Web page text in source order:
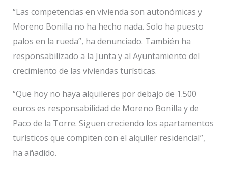
“Las competencias en vivienda son autonómicas y
Moreno Bonilla no ha hecho nada. Solo ha puesto
palos en la rueda”, ha denunciado. También ha
responsabilizado a la Junta y al Ayuntamiento del
crecimiento de las viviendas turísticas.
“Que hoy no haya alquileres por debajo de 1.500
euros es responsabilidad de Moreno Bonilla y de
Paco de la Torre. Siguen creciendo los apartamentos
turísticos que compiten con el alquiler residencial”,
ha añadido.